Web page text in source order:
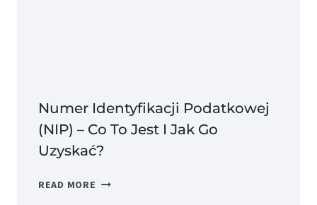
Numer Identyfikacji Podatkowej
(NIP) – Co To Jest I Jak Go
Uzyskać?
READ MORE NUMER